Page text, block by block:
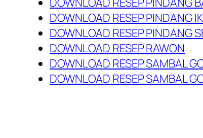
DOWNLOAD RESEP PINDANG
DOWNLOAD RESEP PINDANG
DOWNLOAD RESEP RAWON
DOWNLOAD RESEP SAMBAL
DOWNLOAD RESEP SAMBAL